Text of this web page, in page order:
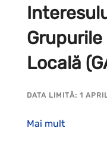
Locală
DATA LIMITĂ: 1
Mai mult